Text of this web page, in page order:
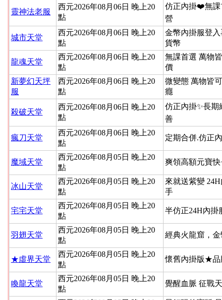
靈神法老服
西元2026年08月06日 晚上20
點
仿正內掛❤️無
營
城市天堂
西元2026年08月06日 晚上20
點
金幣內掛服登
貨幣
龍魂天堂
西元2026年08月06日 晚上20
點
無課首選 萬物
價
新夢幻天坪
服
西元2026年08月06日 晚上20
點
微變態 萬物皆
癮
殺破天堂
西元2026年08月06日 晚上20
點
仿正內掛✨長
善
瘋刀天堂
西元2026年08月06日 晚上20
點
定期合併.仿正
魔域天堂
西元2026年08月05日 晚上20
點
爽領高額元寶
冰山天堂
西元2026年08月05日 晚上20
點
來就送紫變
手
宅宅天堂
西元2026年08月05日 晚上20
點
半仿正24H內掛
羽翅天堂
西元2026年08月05日 晚上20
點
經典火龍窟，
★虛界天堂
西元2026年08月05日 晚上20
點
懷舊內掛版★品
喚龍天堂
西元2026年08月05日 晚上20
點
覺醒血脈 征戰